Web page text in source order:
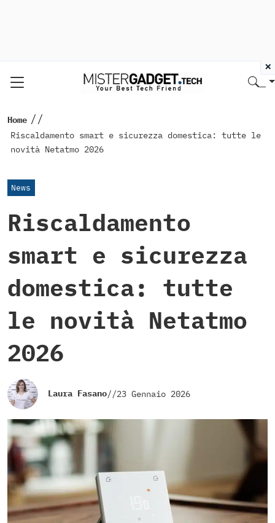
Home //
Riscaldamento smart e sicurezza domestica: tutte le
novità Netatmo 2026
News
Riscaldamento
smart e sicurezza
domestica: tutte
le novità Netatmo
2026
Laura Fasano//23 Gennaio 2026
×